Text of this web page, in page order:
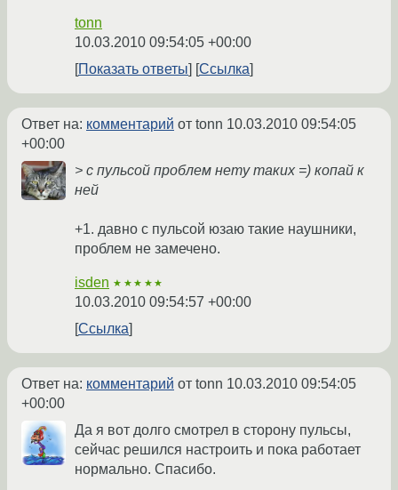
tonn
10.03.2010 09:54:05 +00:00
Показать ответы
Ссылка
Ответ на: комментарий от tonn 10.03.2010 09:54:05
+00:00
> с пульсой проблем нету таких =) копай к
ней
+1. давно с пульсой юзаю такие наушники,
проблем не замечено.
isden ★★★★★
10.03.2010 09:54:57 +00:00
Ссылка
Ответ на: комментарий от tonn 10.03.2010 09:54:05
+00:00
Да я вот долго смотрел в сторону пульсы,
сейчас решился настроить и пока работает
нормально. Спасибо.